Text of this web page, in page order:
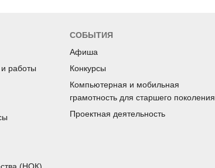
работы
СОБЫТИЯ
Афиша
Конкурсы
Компьютерная и мобильная
грамотность для старшего поколения
Проектная деятельность